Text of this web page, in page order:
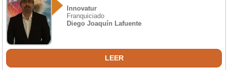
Innovatur
Franquiciado
Diego Joaquín Lafuente
LEER